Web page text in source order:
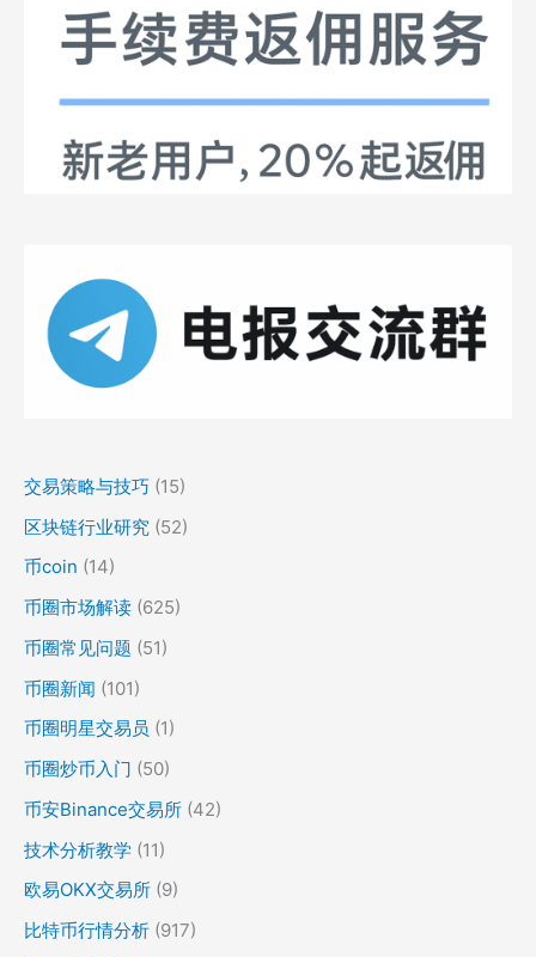
交易策略与技巧 (15)
区块链行业研究 (52)
币coin (14)
币圈市场解读 (625)
币圈常见问题 (51)
币圈新闻 (101)
币圈明星交易员 (1)
币圈炒币入门 (50)
币安Binance交易所 (42)
技术分析教学 (11)
欧易OKX交易所 (9)
比特币行情分析 (917)